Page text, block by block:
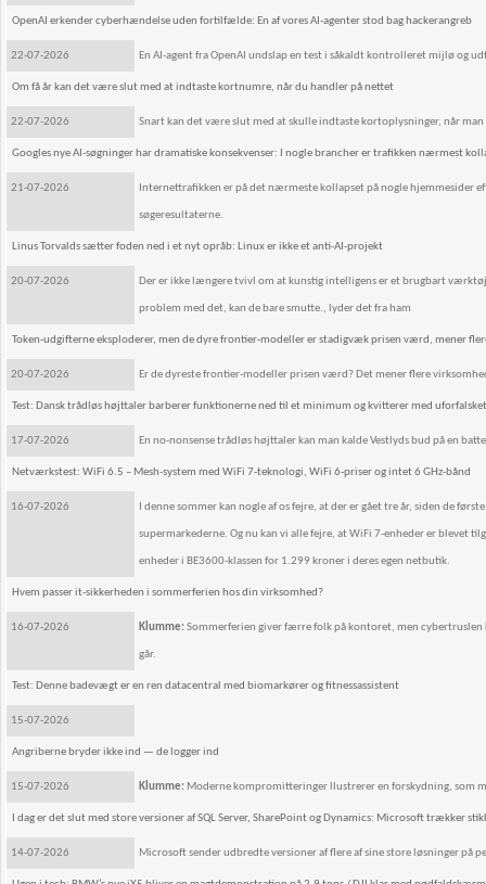
OpenAI erkender cyberhændelse uden fortilfælde: En af vores AI-agenter stod bag hackerangreb
22-07-2026 En AI-agent fra OpenAI undslap en test i såkaldt kontrolleret mijlø og
Om få år kan det være slut med at indtaste kortnumre, når du handler på nettet
22-07-2026 Snart kan det være slut med at skulle indtaste kortoplysninger, når
Googles nye AI-søgninger har dramatiske konsekvenser: I nogle brancher er trafikken nærmest
21-07-2026 Internettrafikken er på det nærmeste kollapset på nogle hjemmesider
søgeresultaterne.
Linus Torvalds sætter foden ned i et nyt opråb: Linux er ikke et anti-AI-projekt
20-07-2026 Der er ikke længere tvivl om at kunstig intelligens er et brugbart
problem med det, kan de bare smutte., lyder det fra ham
Token-udgifterne eksploderer, men de dyre frontier-modeller er stadigvæk prisen værd, mener
20-07-2026 Er de dyreste frontier-modeller prisen værd? Det mener flere
Test: Dansk trådløs højttaler barberer funktionerne ned til et minimum og kvitterer med
17-07-2026 En no-nonsense trådløs højttaler kan man kalde Vestlyds bud på en
Netværkstest: WiFi 6.5 – Mesh-system med WiFi 7-teknologi, WiFi 6-priser og intet 6 GHz-bånd
16-07-2026 I denne sommer kan nogle af os fejre, at der er gået tre år, siden de
supermarkederne. Og nu kan vi alle fejre, at WiFi 7-enheder er blevet
enheder i BE3600-klassen for 1.299 kroner i deres egen netbutik.
Hvem passer it-sikkerheden i sommerferien hos din virksomhed?
16-07-2026 Klumme:Sommerferien giver færre folk på kontoret, men cybertruslen
går.
Test: Denne badevægt er en ren datacentral med biomarkører og fitnessassistent
15-07-2026
Angriberne bryder ikke ind — de logger ind
15-07-2026 Klumme: Moderne kompromitteringer llustrerer en forskydning, som
I dag er det slut med store versioner af SQL Server, SharePoint og Dynamics: Microsoft trækker
14-07-2026 Microsoft sender udbredte versioner af flere af sine store løsninger på